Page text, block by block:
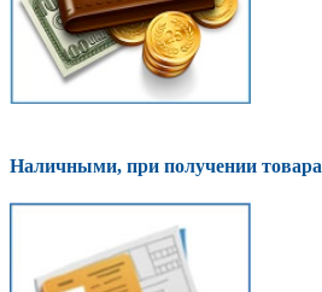
Наличными, при получении товара